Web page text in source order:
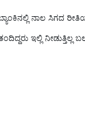
ನಾಲ ಸಿಗದ ರೀತಿಯಲ್ಲಿ
ಇಲ್ಲಿ ನೀಡುತ್ತಿಲ್ಲ